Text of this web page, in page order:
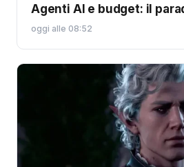
Agenti AI e budget: il
oggi alle 08:52